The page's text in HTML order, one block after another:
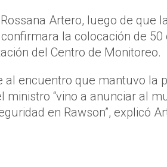
Artero, luego de que
la colocación de
del Centro de Monitoreo.
encuentro que mantuvo la
ministro “vino a anunciar al
en Rawson”, explicó